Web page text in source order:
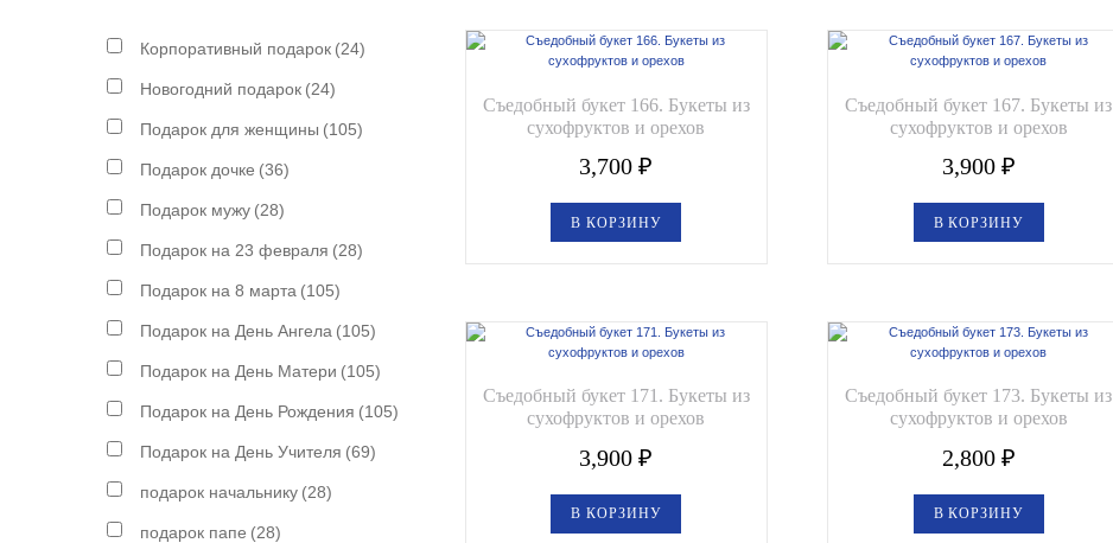
Съедобный букет 166. Букеты из
сухофруктов и орехов
3,700₽
В КОРЗИНУ
Съедобный букет 167. Букеты из
сухофруктов и орехов
3,900 ₽
В КОРЗИНУ
Съедобный букет 171. Букеты из
сухофруктов и орехов
3,900₽
В КОРЗИНУ
Съедобный букет 173. Букеты из
сухофруктов и орехов
2,800 ₽
В КОРЗИНУ
Корпоративный подарок (24)
Новогодний подарок (24)
Подарок для женщины (105)
Подарок дочке (36)
Подарок мужу (28)
Подарок на 23 февраля (28)
Подарок на 8 марта (105)
Подарок на День Ангела (105)
Подарок на День Матери (105)
Подарок на День Рождения (105)
Подарок на День Учителя (69)
подарок начальнику (28)
подарок папе (28)